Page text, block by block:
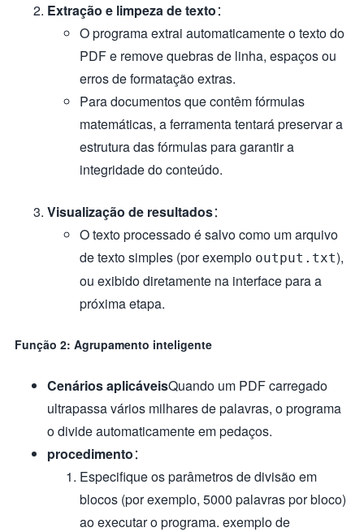
Extração e limpeza de texto：
O programa extrai automaticamente o texto do
PDF e remove quebras de linha, espaços ou
erros de formatação extras.
Para documentos que contêm fórmulas
matemáticas, a ferramenta tentará preservar a
estrutura das fórmulas para garantir a
integridade do conteúdo.
Visualização de resultados：
O texto processado é salvo como um arquivo
de texto simples (por exemplo output.txt),
ou exibido diretamente na interface para a
próxima etapa.
Função 2: Agrupamento inteligente
Cenários aplicáveisQuando um PDF carregado
ultrapassa vários milhares de palavras, o programa
o divide automaticamente em pedaços.
procedimento：
Especifique os parâmetros de divisão em
blocos (por exemplo, 5000 palavras por bloco)
ao executar o programa. exemplo de